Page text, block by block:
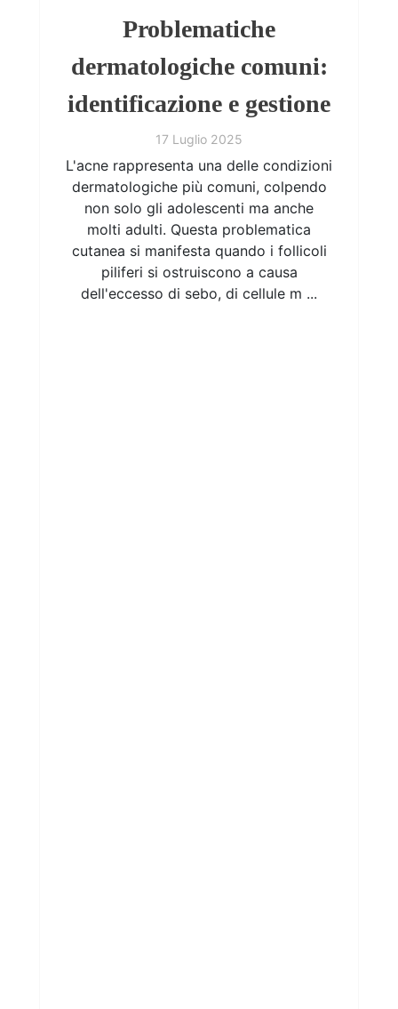
Problematiche
dermatologiche comuni:
identificazione e gestione
17 Luglio 2025
L'acne rappresenta una delle condizioni
dermatologiche più comuni, colpendo
non solo gli adolescenti ma anche
molti adulti. Questa problematica
cutanea si manifesta quando i follicoli
piliferi si ostruiscono a causa
dell'eccesso di sebo, di cellule m ...